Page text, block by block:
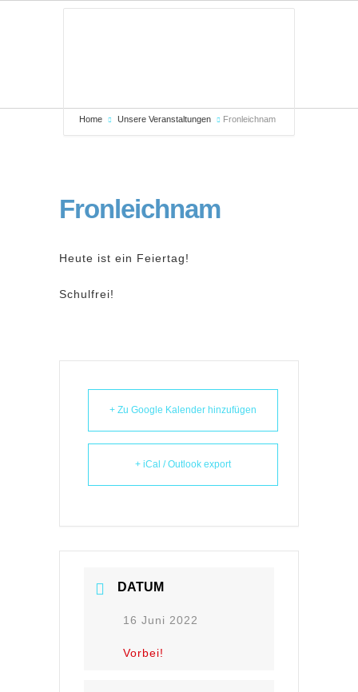
Home Unsere Veranstaltungen Fronleichnam
Fronleichnam
Heute ist ein Feiertag!
Schulfrei!
+ Zu Google Kalender hinzufügen
+ iCal / Outlook export
DATUM
16 Juni 2022
Vorbei!